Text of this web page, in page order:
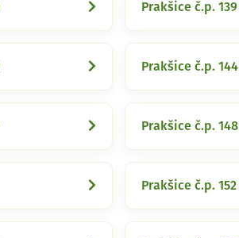
Prakšice č.p. 139
Prakšice č.p. 144
Prakšice č.p. 148
Prakšice č.p. 152